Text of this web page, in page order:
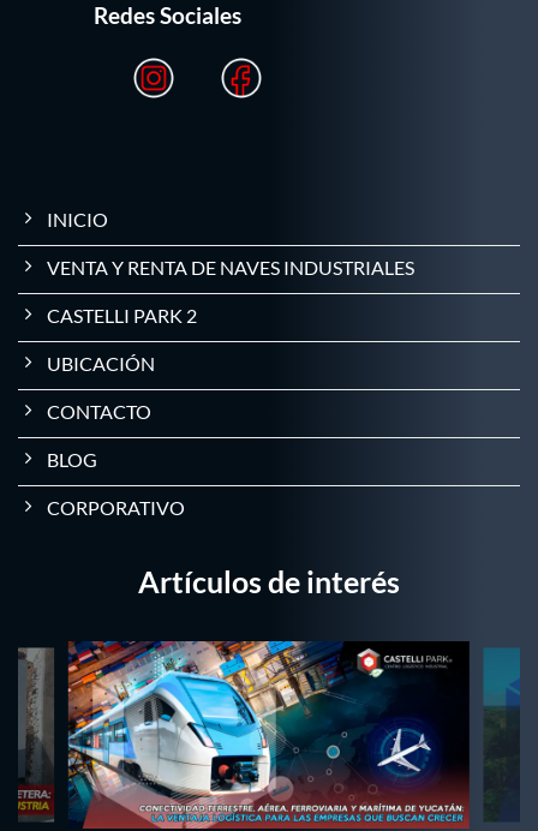
Redes Sociales
INICIO
VENTA Y RENTA DE NAVES INDUSTRIALES
CASTELLI PARK 2
UBICACIÓN
CONTACTO
BLOG
CORPORATIVO
Artículos de interés